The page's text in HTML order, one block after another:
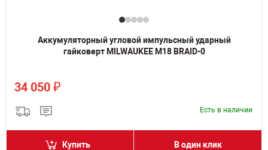
Аккумуляторный угловой импульсный ударный
гайковерт MILWAUKEE M18 BRAID-0
34 050 ₽
Есть в наличии
Купить В один клик